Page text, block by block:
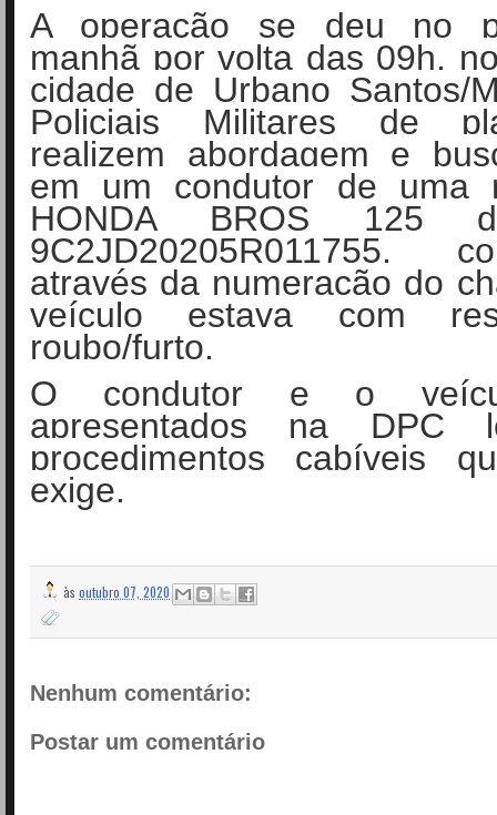
A operação se deu no
manhã por volta das 09h,
cidade de Urbano Santos/
Policiais Militares de
realizem abordagem e
em um condutor de uma
HONDA BROS 125
9C2JD20205R011755,
através da numeração do
veículo estava com
roubo/furto.
O condutor e o
apresentados na DPC
procedimentos cabíveis
exige.
às outubro 07, 2020
Nenhum comentário:
Postar um comentário